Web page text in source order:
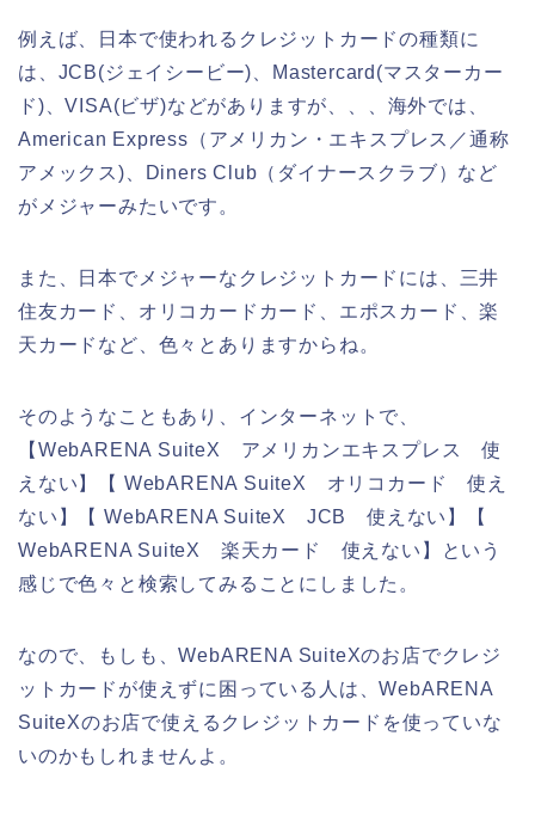
例えば、日本で使われるクレジットカードの種類に
は、JCB(ジェイシービー)、Mastercard(マスターカー
ド)、VISA(ビザ)などがありますが、、、海外では、
American Express（アメリカン・エキスプレス／通称
アメックス)、Diners Club（ダイナースクラブ）など
がメジャーみたいです。
また、日本でメジャーなクレジットカードには、三井
住友カード、オリコカードカード、エポスカード、楽
天カードなど、色々とありますからね。
そのようなこともあり、インターネットで、
【WebARENA SuiteX アメリカンエキスプレス 使
えない】【 WebARENA SuiteX オリコカード 使え
ない】【 WebARENA SuiteX JCB 使えない】【
WebARENA SuiteX 楽天カード 使えない】という
感じで色々と検索してみることにしました。
なので、もしも、WebARENA SuiteXのお店でクレジ
ットカードが使えずに困っている人は、WebARENA
SuiteXのお店で使えるクレジットカードを使っていな
いのかもしれませんよ。